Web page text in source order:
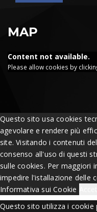
MAP
Content not available.
Please allow cookies by
Questo sito usa cookies
agevolare e rendere più
site. Visitando i contenuti
consenso all'uso di questi
sulle cookies. Per maggiori
impedire l'istallazione delle
Informativa sui Cookie
Questo sito utilizza i cookie